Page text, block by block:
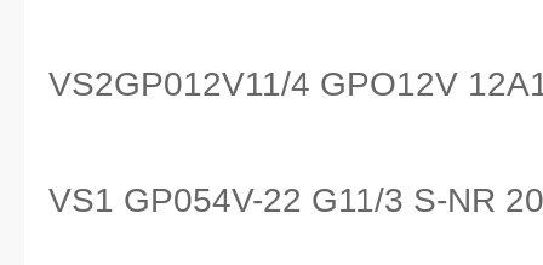
VS2GP012V11/4 GPO12V
VS1 GP054V-22 G11/3 S-NR